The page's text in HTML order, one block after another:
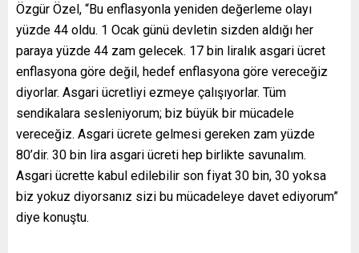
Özgür Özel, “Bu enflasyonla yeniden değerleme olayı
yüzde 44 oldu. 1 Ocak günü devletin sizden aldığı her
paraya yüzde 44 zam gelecek. 17 bin liralık asgari ücret
enflasyona göre değil, hedef enflasyona göre vereceğiz
diyorlar. Asgari ücretliyi ezmeye çalışıyorlar. Tüm
sendikalara sesleniyorum; biz büyük bir mücadele
vereceğiz. Asgari ücrete gelmesi gereken zam yüzde
80’dir. 30 bin lira asgari ücreti hep birlikte savunalım.
Asgari ücrette kabul edilebilir son fiyat 30 bin, 30 yoksa
biz yokuz diyorsanız sizi bu mücadeleye davet ediyorum”
diye konuştu.